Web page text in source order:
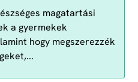
magatartási
a gyermekek
hogy megszerezzék